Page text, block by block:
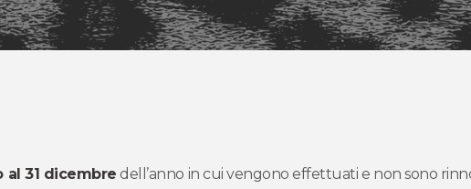
al 31 dicembre dell’anno in cui vengono effettuati e non sono